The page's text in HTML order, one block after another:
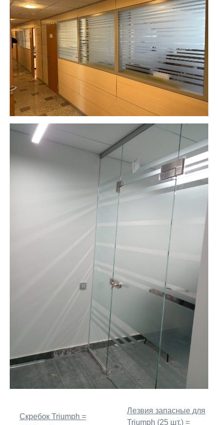
Скребок Triumph =
Лезвия запасные для
Triumph (25 шт.) =